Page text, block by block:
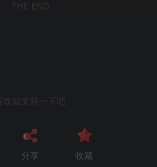
THE END
喜欢就支持一下吧
分享 收藏